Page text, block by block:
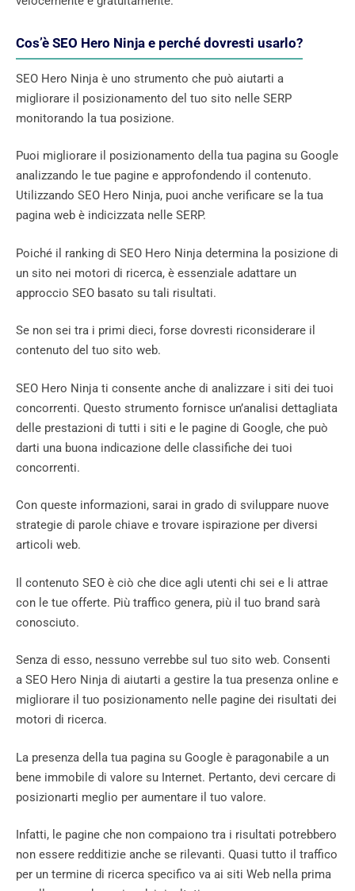
Cos’è SEO Hero Ninja e perché dovresti usarlo?
SEO Hero Ninja è uno strumento che può aiutarti a
migliorare il posizionamento del tuo sito nelle SERP
monitorando la tua posizione.
Puoi migliorare il posizionamento della tua pagina su Google
analizzando le tue pagine e approfondendo il contenuto.
Utilizzando SEO Hero Ninja, puoi anche verificare se la tua
pagina web è indicizzata nelle SERP.
Poiché il ranking di SEO Hero Ninja determina la posizione di
un sito nei motori di ricerca, è essenziale adattare un
approccio SEO basato su tali risultati.
Se non sei tra i primi dieci, forse dovresti riconsiderare il
contenuto del tuo sito web.
SEO Hero Ninja ti consente anche di analizzare i siti dei tuoi
concorrenti. Questo strumento fornisce un’analisi dettagliata
delle prestazioni di tutti i siti e le pagine di Google, che può
darti una buona indicazione delle classifiche dei tuoi
concorrenti.
Con queste informazioni, sarai in grado di sviluppare nuove
strategie di parole chiave e trovare ispirazione per diversi
articoli web.
Il contenuto SEO è ciò che dice agli utenti chi sei e li attrae
con le tue offerte. Più traffico genera, più il tuo brand sarà
conosciuto.
Senza di esso, nessuno verrebbe sul tuo sito web. Consenti
a SEO Hero Ninja di aiutarti a gestire la tua presenza online e
migliorare il tuo posizionamento nelle pagine dei risultati dei
motori di ricerca.
La presenza della tua pagina su Google è paragonabile a un
bene immobile di valore su Internet. Pertanto, devi cercare di
posizionarti meglio per aumentare il tuo valore.
Infatti, le pagine che non compaiono tra i risultati potrebbero
non essere redditizie anche se rilevanti. Quasi tutto il traffico
per un termine di ricerca specifico va ai siti Web nella prima